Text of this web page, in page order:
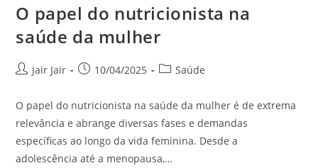
O papel do nutricionista na
saúde da mulher
Jair Jair 10/04/2025 Saúde
O papel do nutricionista na saúde da mulher é de extrema
relevância e abrange diversas fases e demandas
específicas ao longo da vida feminina. Desde a
adolescência até a menopausa,…